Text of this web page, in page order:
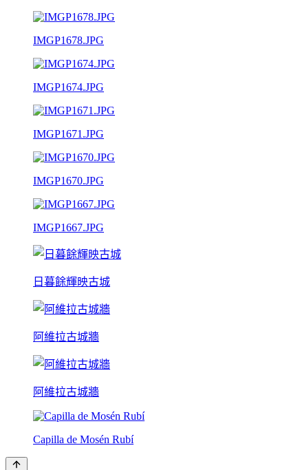
IMGP1678.JPG
IMGP1674.JPG
IMGP1671.JPG
IMGP1670.JPG
IMGP1667.JPG
日暮餘輝映古城
阿維拉古城牆
阿維拉古城牆
Capilla de Mosén Rubí